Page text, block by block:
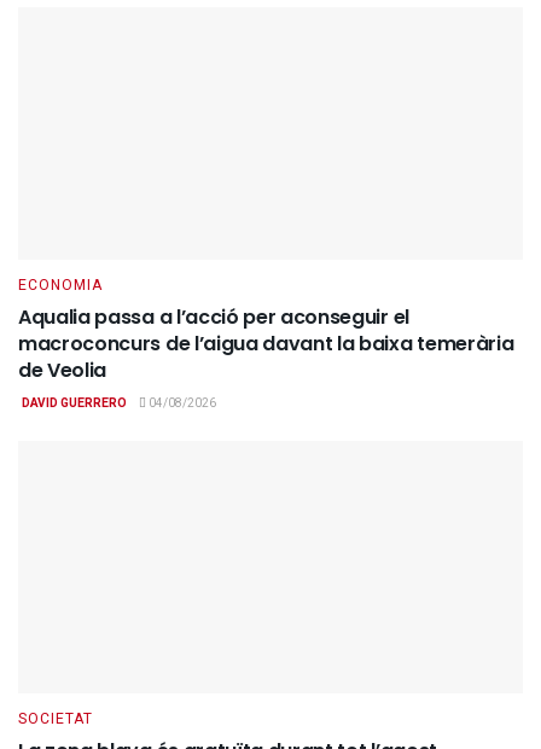
ECONOMIA
Aqualia passa a l’acció per aconseguir el
macroconcurs de l’aigua davant la baixa temerària
de Veolia
DAVID GUERRERO 04/08/2026
SOCIETAT